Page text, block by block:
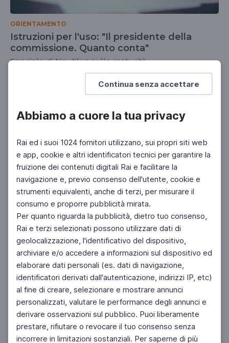
Continua senza accettare
Abbiamo a cuore la tua privacy
Rai ed i suoi 1024 fornitori utilizzano, sui propri siti web
e app, cookie e altri identificatori tecnici per garantire la
fruizione dei contenuti digitali Rai e facilitare la
navigazione e, previo consenso dell'utente, cookie e
strumenti equivalenti, anche di terzi, per misurare il
consumo e proporre pubblicità mirata.
Per quanto riguarda la pubblicità, dietro tuo consenso,
Rai e terzi selezionati possono utilizzare dati di
geolocalizzazione, l'identificativo del dispositivo,
archiviare e/o accedere a informazioni sul dispositivo ed
elaborare dati personali (es. dati di navigazione,
identificatori derivati dall'autenticazione, indirizzi IP, etc)
al fine di creare, selezionare e mostrare annunci
personalizzati, valutare le performance degli annunci e
derivare osservazioni sul pubblico. Puoi liberamente
prestare, rifiutare o revocare il tuo consenso senza
incorrere in limitazioni sostanziali. Per saperne di più
ORIENTAMENTO
Istruzioni per l'uso: "Il presidente della
commissione. Quanto conta"
Speciale di Nautilus sulla maturità